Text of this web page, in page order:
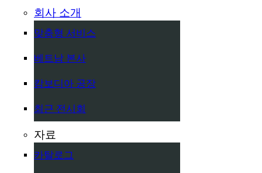
회사 소개
맞춤형 서비스
베트남 본사
캄보디아 공장
최근 전시회
자료
카탈로그